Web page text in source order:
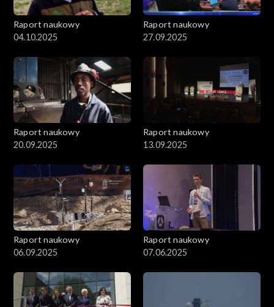
Raport naukowy
04.10.2025
Raport naukowy
27.09.2025
Raport naukowy
20.09.2025
Raport naukowy
13.09.2025
Raport naukowy
06.09.2025
Raport naukowy
07.06.2025